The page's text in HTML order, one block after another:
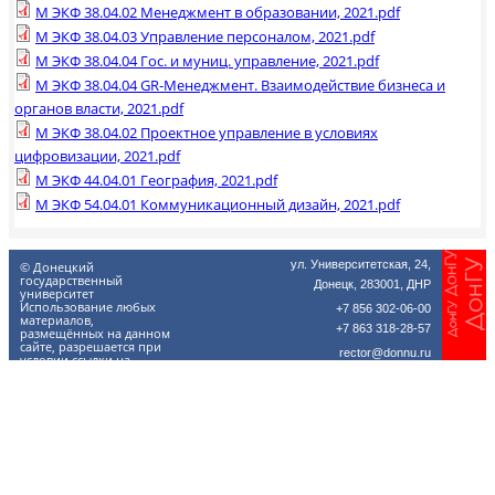
М ЭКФ 38.04.02 Менеджмент в образовании, 2021.pdf
М ЭКФ 38.04.03 Управление персоналом, 2021.pdf
М ЭКФ 38.04.04 Гос. и муниц. управление, 2021.pdf
М ЭКФ 38.04.04 GR-Менеджмент. Взаимодействие бизнеса и
органов власти, 2021.pdf
М ЭКФ 38.04.02 Проектное управление в условиях
цифровизации, 2021.pdf
М ЭКФ 44.04.01 География, 2021.pdf
М ЭКФ 54.04.01 Коммуникационный дизайн, 2021.pdf
ул. Университетская, 24,
Донецк, 283001, ДНР
+7 856 302-06-00
+7 863 318-28-57
rector@donnu.ru
© Донецкий
государственный
университет
Использование любых
материалов,
размещённых на данном
сайте, разрешается при
условии ссылки на